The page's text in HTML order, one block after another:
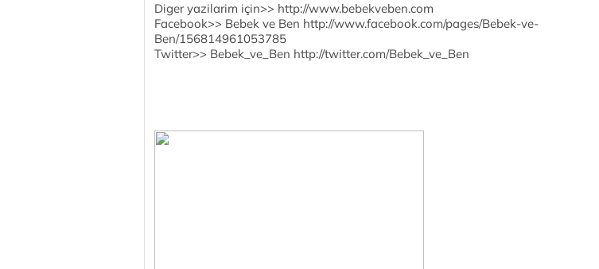
Diger yazilarim için>> http://www.bebekveben.com
Facebook>> Bebek ve Ben http://www.facebook.com/pages/Bebek-ve-
Ben/156814961053785
Twitter>> Bebek_ve_Ben http://twitter.com/Bebek_ve_Ben